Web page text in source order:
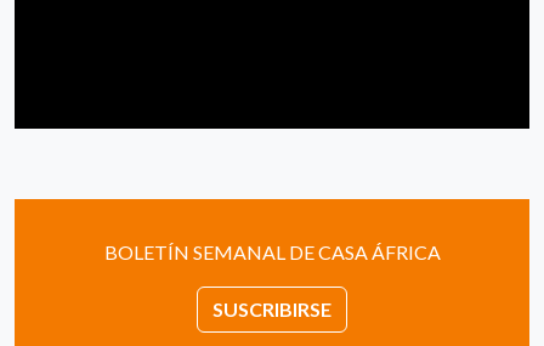
BOLETÍN SEMANAL DE CASA ÁFRICA
SUSCRIBIRSE